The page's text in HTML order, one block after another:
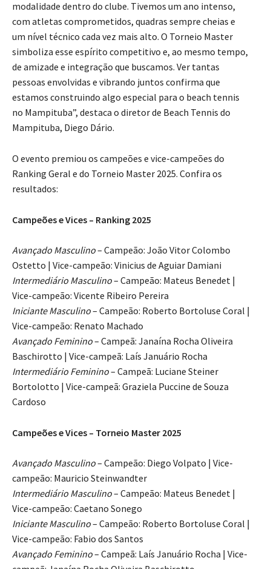
modalidade dentro do clube. Tivemos um ano intenso,
com atletas comprometidos, quadras sempre cheias e
um nível técnico cada vez mais alto. O Torneio Master
simboliza esse espírito competitivo e, ao mesmo tempo,
de amizade e integração que buscamos. Ver tantas
pessoas envolvidas e vibrando juntos confirma que
estamos construindo algo especial para o beach tennis
no Mampituba”, destaca o diretor de Beach Tennis do
Mampituba, Diego Dário.
O evento premiou os campeões e vice-campeões do
Ranking Geral e do Torneio Master 2025. Confira os
resultados:
Campeões e Vices – Ranking 2025
Avançado Masculino– Campeão: João Vitor Colombo
Ostetto | Vice-campeão: Vinicius de Aguiar Damiani
Intermediário Masculino– Campeão: Mateus Benedet |
Vice-campeão: Vicente Ribeiro Pereira
Iniciante Masculino– Campeão: Roberto Bortoluse Coral |
Vice-campeão: Renato Machado
Avançado Feminino– Campeã: Janaína Rocha Oliveira
Baschirotto | Vice-campeã: Laís Januário Rocha
Intermediário Feminino– Campeã: Luciane Steiner
Bortolotto | Vice-campeã: Graziela Puccine de Souza
Cardoso
Campeões e Vices – Torneio Master 2025
Avançado Masculino– Campeão: Diego Volpato | Vice-
campeão: Mauricio Steinwandter
Intermediário Masculino– Campeão: Mateus Benedet |
Vice-campeão: Caetano Sonego
Iniciante Masculino– Campeão: Roberto Bortoluse Coral |
Vice-campeão: Fabio dos Santos
Avançado Feminino– Campeã: Laís Januário Rocha | Vice-